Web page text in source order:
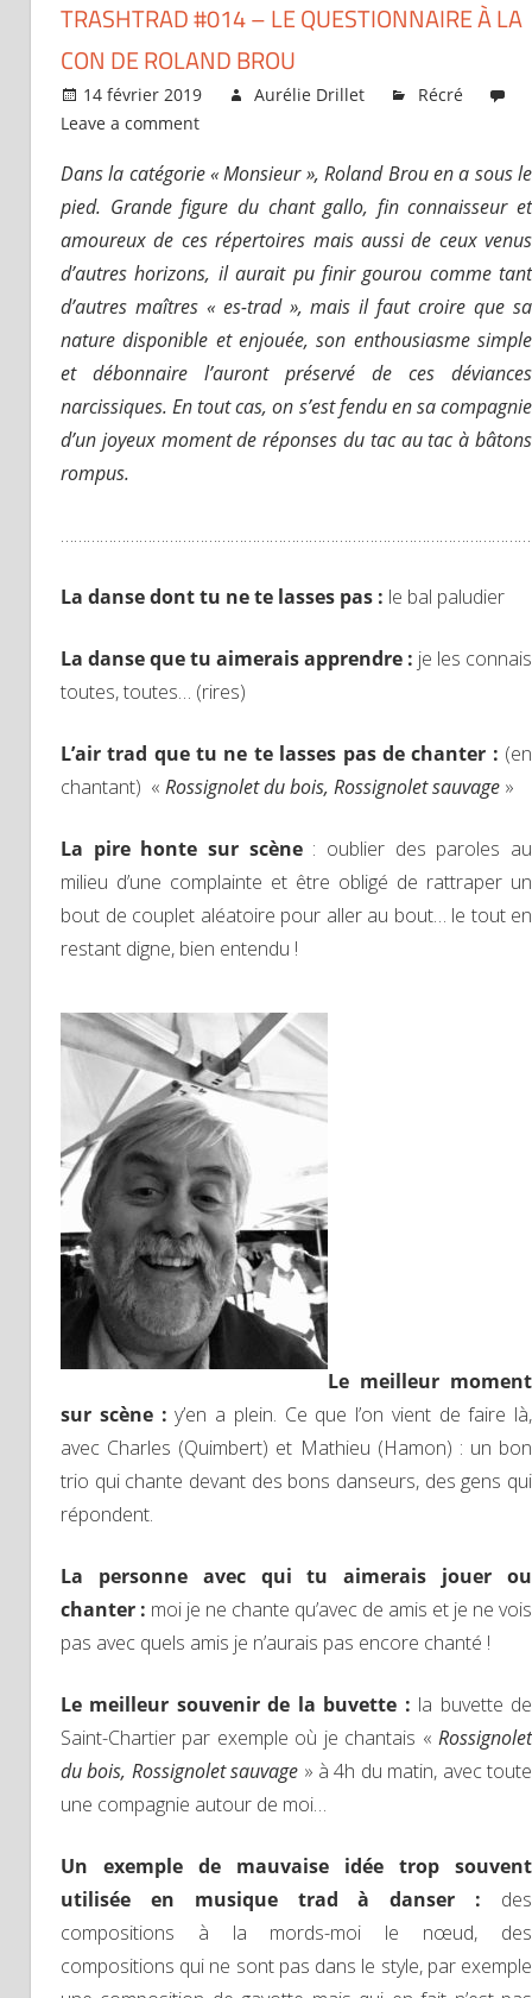
TRASHTRAD #014 – LE QUESTIONNAIRE À LA
CON DE ROLAND BROU
14 février 2019 Aurélie Drillet
Récré
Leave a comment
Dans la catégorie « Monsieur », Roland Brou en a sous le
pied. Grande figure du chant gallo, fin connaisseur et
amoureux de ces répertoires mais aussi de ceux venus
d’autres horizons, il aurait pu finir gourou comme tant
d’autres maîtres « es-trad », mais il faut croire que sa
nature disponible et enjouée, son enthousiasme simple
et débonnaire l’auront préservé de ces déviances
narcissiques. En tout cas, on s’est fendu en sa compagnie
d’un joyeux moment de réponses du tac au tac à bâtons
rompus.
La danse dont tu ne te lasses pas : le bal paludier
La danse que tu aimerais apprendre : je les connais
toutes, toutes… (rires)
L’air trad que tu ne te lasses pas de chanter : (en
chantant) « Rossignolet du bois, Rossignolet sauvage »
La pire honte sur scène : oublier des paroles au
milieu d’une complainte et être obligé de rattraper un
bout de couplet aléatoire pour aller au bout… le tout en
restant digne, bien entendu !
Le meilleur moment
sur scène :y’en a plein. Ce que l’on vient de faire là,
avec Charles (Quimbert) et Mathieu (Hamon) : un bon
trio qui chante devant des bons danseurs, des gens qui
répondent.
La personne avec qui tu aimerais jouer ou
chanter : moi je ne chante qu’avec de amis et je ne vois
pas avec quels amis je n’aurais pas encore chanté !
Le meilleur souvenir de la buvette : la buvette de
Saint-Chartier par exemple où je chantais « Rossignolet
du bois, Rossignolet sauvage » à 4h du matin, avec toute
une compagnie autour de moi…
Un exemple de mauvaise idée trop souvent
utilisée en musique trad à danser : des
compositions à la mords-moi le nœud, des
compositions qui ne sont pas dans le style, par exemple